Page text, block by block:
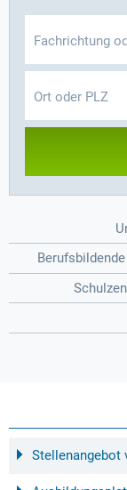
Stellenangebot